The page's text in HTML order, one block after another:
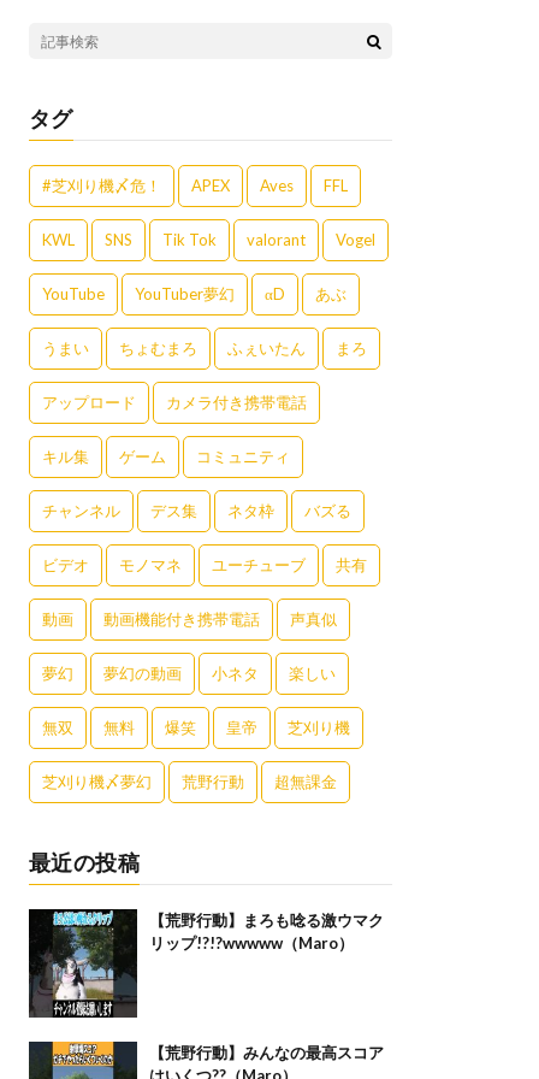
タグ
#芝刈り機〆危！ APEX Aves FFL
KWL SNS Tik Tok valorant Vogel
YouTube YouTuber夢幻 αD あぶ
うまい ちょむまろ ふぇいたん まろ
アップロード カメラ付き携帯電話
キル集 ゲーム コミュニティ
チャンネル デス集 ネタ枠 バズる
ビデオ モノマネ ユーチューブ 共有
動画 動画機能付き携帯電話 声真似
夢幻 夢幻の動画 小ネタ 楽しい
無双 無料 爆笑 皇帝 芝刈り機
芝刈り機〆夢幻 荒野行動 超無課金
最近の投稿
【荒野行動】まろも唸る激ウマク
リップ!?!?wwwww（Maro）
【荒野行動】みんなの最高スコア